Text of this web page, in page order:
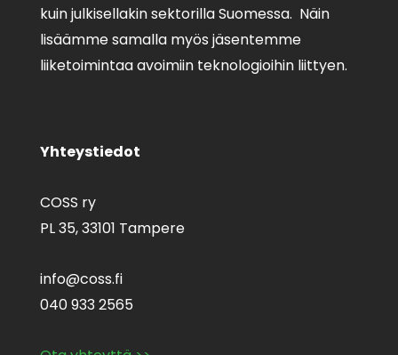
kuin julkisellakin sektorilla Suomessa. Näin
lisäämme samalla myös jäsentemme
liiketoimintaa avoimiin teknologioihin liittyen.
Yhteystiedot
COSS ry
PL 35,33101 Tampere
info@coss.fi
040 933 2565